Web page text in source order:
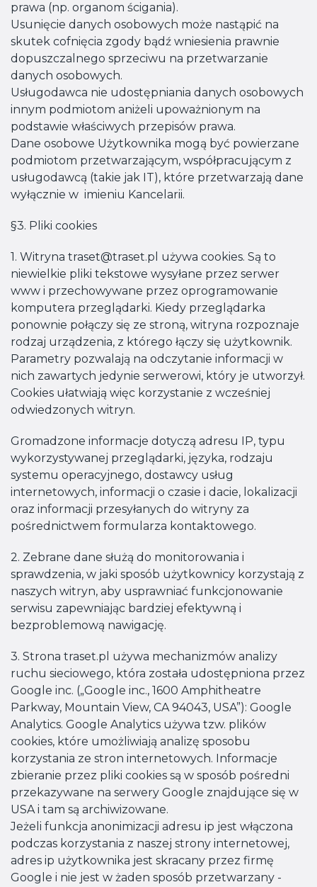
prawa (np. organom ścigania).
Usunięcie danych osobowych może nastąpić na
skutek cofnięcia zgody bądź wniesienia prawnie
dopuszczalnego sprzeciwu na przetwarzanie
danych osobowych.
Usługodawca nie udostępniania danych osobowych
innym podmiotom aniżeli upoważnionym na
podstawie właściwych przepisów prawa.
Dane osobowe Użytkownika mogą być powierzane
podmiotom przetwarzającym, współpracującym z
usługodawcą (takie jak IT), które przetwarzają dane
wyłącznie w imieniu Kancelarii.
§3. Pliki cookies
1. Witryna traset@traset.pl używa cookies. Są to
niewielkie pliki tekstowe wysyłane przez serwer
www i przechowywane przez oprogramowanie
komputera przeglądarki. Kiedy przeglądarka
ponownie połączy się ze stroną, witryna rozpoznaje
rodzaj urządzenia, z którego łączy się użytkownik.
Parametry pozwalają na odczytanie informacji w
nich zawartych jedynie serwerowi, który je utworzył.
Cookies ułatwiają więc korzystanie z wcześniej
odwiedzonych witryn.
Gromadzone informacje dotyczą adresu IP, typu
wykorzystywanej przeglądarki, języka, rodzaju
systemu operacyjnego, dostawcy usług
internetowych, informacji o czasie i dacie, lokalizacji
oraz informacji przesyłanych do witryny za
pośrednictwem formularza kontaktowego.
2. Zebrane dane służą do monitorowania i
sprawdzenia, w jaki sposób użytkownicy korzystają z
naszych witryn, aby usprawniać funkcjonowanie
serwisu zapewniając bardziej efektywną i
bezproblemową nawigację.
3. Strona traset.pl używa mechanizmów analizy
ruchu sieciowego, która została udostępniona przez
Google inc. („Google inc., 1600 Amphitheatre
Parkway, Mountain View, CA 94043, USA”): Google
Analytics. Google Analytics używa tzw. plików
cookies, które umożliwiają analizę sposobu
korzystania ze stron internetowych. Informacje
zbieranie przez pliki cookies są w sposób pośredni
przekazywane na serwery Google znajdujące się w
USA i tam są archiwizowane.
Jeżeli funkcja anonimizacji adresu ip jest włączona
podczas korzystania z naszej strony internetowej,
adres ip użytkownika jest skracany przez firmę
Google i nie jest w żaden sposób przetwarzany -